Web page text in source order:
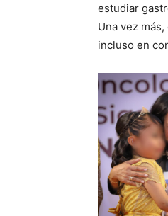
estudiar
Una vez
incluso en